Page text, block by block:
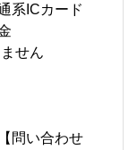
ICカード
せん
せ